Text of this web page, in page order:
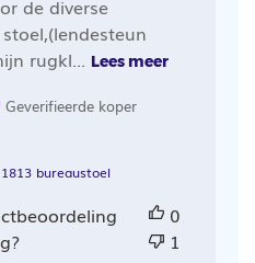
de diverse
rugkl...
Lees meer
Geverifieerde koper
1813 bureaustoel
0
1